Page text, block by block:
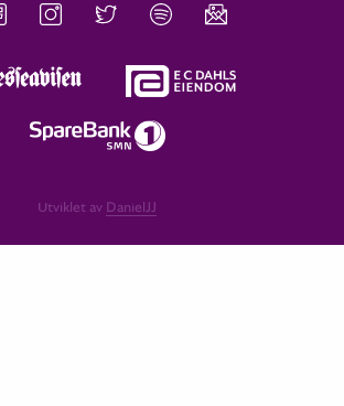
Utviklet av DanielJJ